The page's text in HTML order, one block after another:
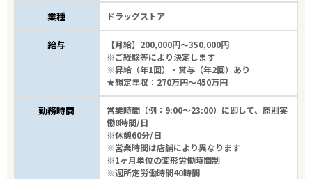
業種 ドラッグストア
給与
【月給】200,000円～350,000円
※ご経験等により決定します
※昇給（年1回）・賞与（年2回）あり
★想定年収：270万円～450万円
勤務時間
営業時間（例：9:00～23:00）に即して、原則実
働8時間/日
※休憩60分/日
※営業時間は店舗により異なります
※1ヶ月単位の変形労働時間制
※週所定労働時間40時間